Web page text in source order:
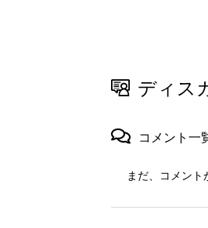
ディス
コメント一
まだ、コメント